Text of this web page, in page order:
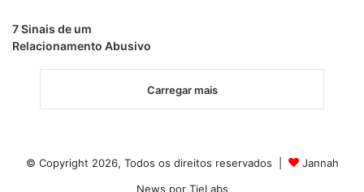
7 Sinais de um
Relacionamento Abusivo
Carregar mais
© Copyright 2026, Todos os direitos reservados |
Jannah
News por TieLabs